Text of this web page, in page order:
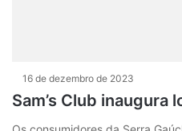
16 de dezembro de 2023
Sam’s Club inaugura